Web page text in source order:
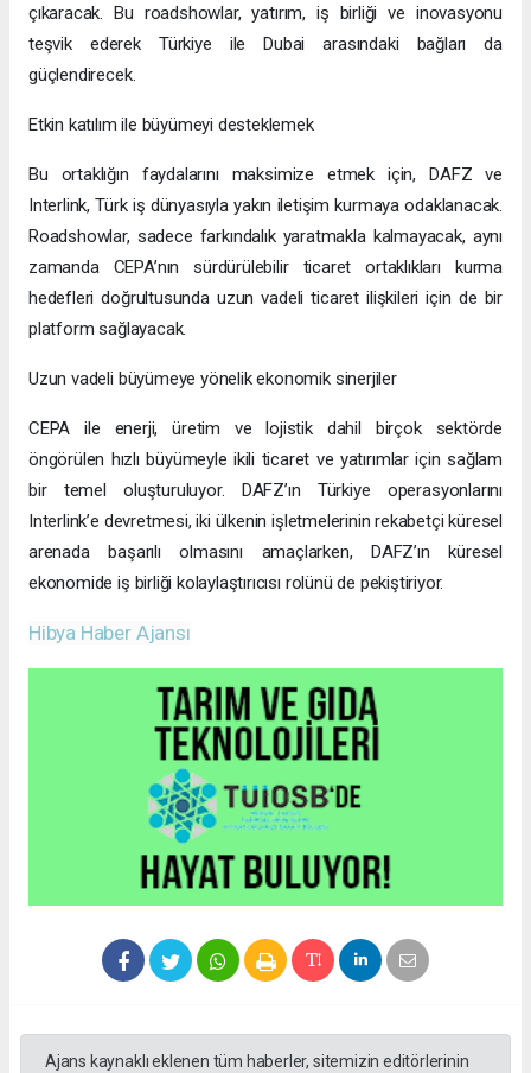
çıkaracak. Bu roadshowlar, yatırım, iş birliği ve inovasyonu
teşvik ederek Türkiye ile Dubai arasındaki bağları da
güçlendirecek.
Etkin katılım ile büyümeyi desteklemek
Bu ortaklığın faydalarını maksimize etmek için, DAFZ ve
Interlink, Türk iş dünyasıyla yakın iletişim kurmaya odaklanacak.
Roadshowlar, sadece farkındalık yaratmakla kalmayacak, aynı
zamanda CEPA’nın sürdürülebilir ticaret ortaklıkları kurma
hedefleri doğrultusunda uzun vadeli ticaret ilişkileri için de bir
platform sağlayacak.
Uzun vadeli büyümeye yönelik ekonomik sinerjiler
CEPA ile enerji, üretim ve lojistik dahil birçok sektörde
öngörülen hızlı büyümeyle ikili ticaret ve yatırımlar için sağlam
bir temel oluşturuluyor. DAFZ’ın Türkiye operasyonlarını
Interlink’e devretmesi, iki ülkenin işletmelerinin rekabetçi küresel
arenada başarılı olmasını amaçlarken, DAFZ’ın küresel
ekonomide iş birliği kolaylaştırıcısı rolünü de pekiştiriyor.
Hibya Haber Ajansı
Ajans kaynaklı eklenen tüm haberler, sitemizin editörlerinin